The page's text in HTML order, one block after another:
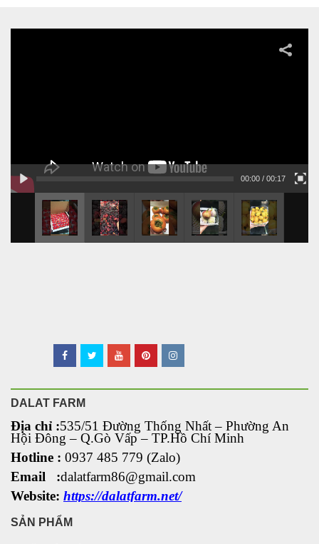
00:00 / 00:17
DALAT FARM
Địa chỉ :535/51 Đường Thống Nhất – Phường An
Hội Đông– Q.Gò Vấp – TP.Hồ Chí Minh
Hotline : 0937 485 779 (Zalo)
Email :dalatfarm86@gmail.com
Website: https://dalatfarm.net/
SẢN PHẨM